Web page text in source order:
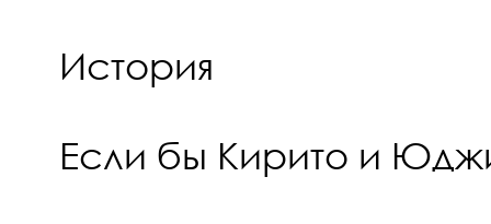
История
Если бы Кирито и